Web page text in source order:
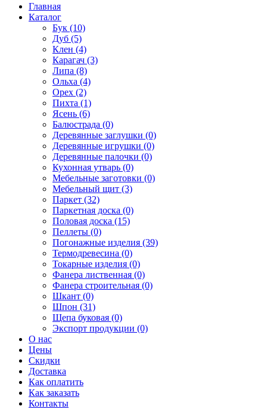
Главная
Каталог
Бук (10)
Дуб (5)
Клен (4)
Карагач (3)
Липа (8)
Ольха (4)
Орех (2)
Пихта (1)
Ясень (6)
Балюстрада (0)
Деревянные заглушки (0)
Деревянные игрушки (0)
Деревянные палочки (0)
Кухонная утварь (0)
Мебельные заготовки (0)
Мебельный щит (3)
Паркет (32)
Паркетная доска (0)
Половая доска (15)
Пеллеты (0)
Погонажные изделия (39)
Термодревесина (0)
Токарные изделия (0)
Фанера лиственная (0)
Фанера строительная (0)
Шкант (0)
Шпон (31)
Щепа буковая (0)
Экспорт продукции (0)
О нас
Цены
Скидки
Доставка
Как оплатить
Как заказать
Контакты